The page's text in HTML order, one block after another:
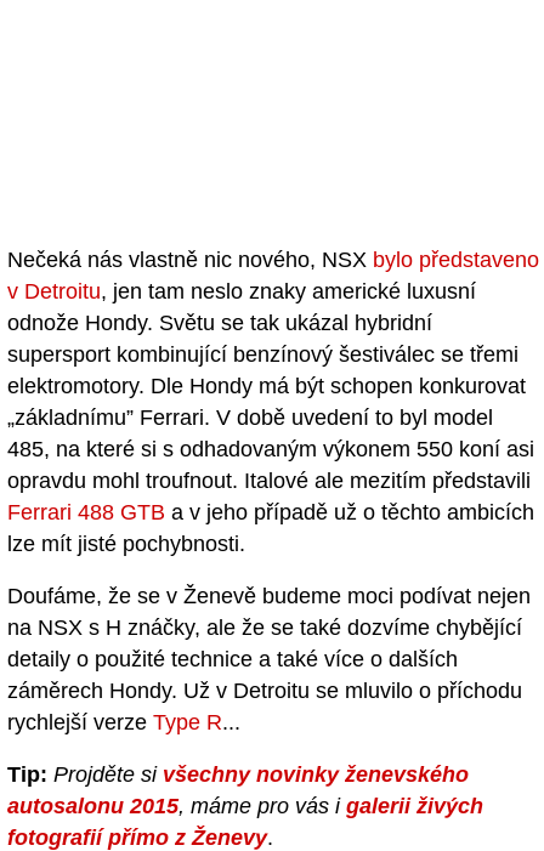
Nečeká nás vlastně nic nového, NSX bylo představeno
v Detroitu, jen tam neslo znaky americké luxusní
odnože Hondy. Světu se tak ukázal hybridní
supersport kombinující benzínový šestiválec se třemi
elektromotory. Dle Hondy má být schopen konkurovat
„základnímu” Ferrari. V době uvedení to byl model
485, na které si s odhadovaným výkonem 550 koní asi
opravdu mohl troufnout. Italové ale mezitím představili
Ferrari 488 GTB a v jeho případě už o těchto ambicích
lze mít jisté pochybnosti.
Doufáme, že se v Ženevě budeme moci podívat nejen
na NSX s H znáčky, ale že se také dozvíme chybějící
detaily o použité technice a také více o dalších
záměrech Hondy. Už v Detroitu se mluvilo o příchodu
rychlejší verze Type R...
Tip: Projděte si všechny novinky ženevského
autosalonu 2015, máme pro vás i galerii živých
fotografií přímo z Ženevy.